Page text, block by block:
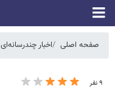
صفحه اصلی اخبار چندرسانه‌ای
۹ نفر